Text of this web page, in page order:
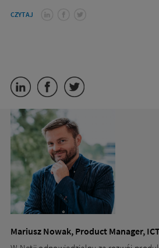
CZYTAJ
Mariusz Nowak, Product Manager,